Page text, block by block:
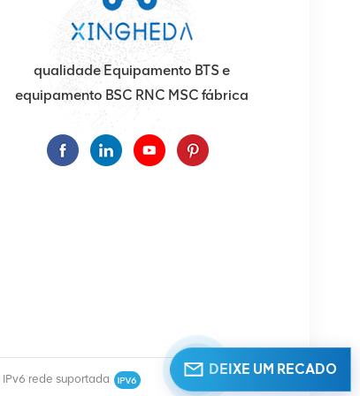
qualidade Equipamento BTS e
equipamento BSC RNC MSC fábrica
IPv6 rede suportada
DEIXE UM RECADO